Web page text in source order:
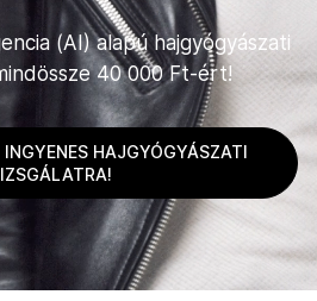
(AI) alapú hajgyógyászati
40 000 Ft-ért!
HAJGYÓGYÁSZATI